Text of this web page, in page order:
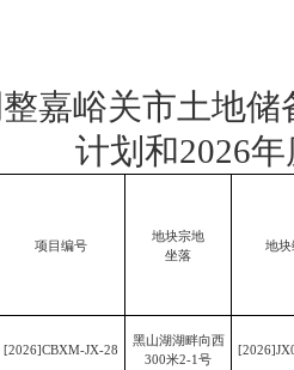
嘉峪关市土地储
计划和2026
项目编号
地块宗地
坐落
地块
[2026]CBXM-JX-28
黑山湖湖畔向西
300米2-1号